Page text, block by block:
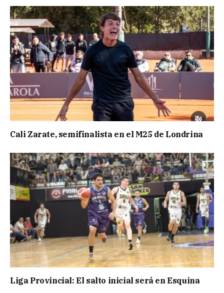
Cali Zarate, semifinalista en el M25 de Londrina
Liga Provincial: El salto inicial será en Esquina